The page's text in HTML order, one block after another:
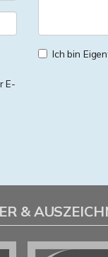
E-
Ich bin
&